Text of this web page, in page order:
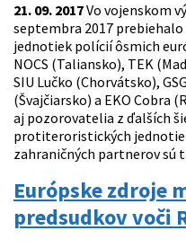
21. 09. 2017Vo vojenskom
septembra 2017
jednotiek polícií ôsmich
NOCS (Taliansko), TEK
SIU Lučko (Chorvátsko),
(Švajčiarsko) a EKO Cobra
aj pozorovatelia z ďalších
protiteroristických
zahraničných partnerov sú
Európske zdroje
predsudkov voči